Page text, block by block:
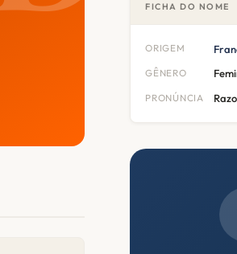
FICHA DO NOME
ORIGEM
GÊNERO
PRONÚNCIA